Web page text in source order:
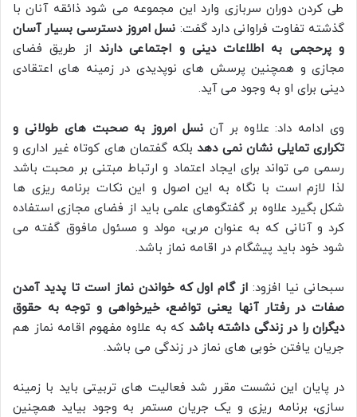
طی کردن دوران سربازی وارد این مجموعه می شود ذائقه آنان با
گذشته تفاوت فراوانی دارد گفت: نسل امروز دسترسی بسیار آسان
و پرحجمی به اطلاعات دینی و اجتماعی دارند از طریق فضای
مجازی و همچنین پرسش های نوپدیدی در زمینه های اعتقادی
دینی برای او به وجود می آید.
وی ادامه داد: علاوه بر آن نسل امروز به صحبت های طولانی و
تکراری تمایلی نشان نمی دهد بلکه گفتمان های کوتاه غیر اداری و
رسمی می تواند برای ایجاد اعتماد و ارتباط مبتنی بر محبت باشد
لذا لازم است با نگاه به این اصول و این نکات برنامه ریزی ها
شکل بگیرد علاوه بر گفتگوهای علمی باید از فضای مجازی استفاده
کرد و آنانی که به عنوان مربی، مولد و مسئول مافوق گفته می
شود خود باید پیشگام در اقامه نماز باشد.
سبحانی نیا افزود:از گام اول که خواندن نماز است تا پدید آمدن
صفات در رفتار آنها یعنی تواضع، خیرخواهی و توجه به حقوق
دیگران را در زندگی داشته باشد که به علاوه مفهوم اقامه نماز هم
جریان یافتن خوبی های نماز در زندگی می باشد.
در پایان این نشست مقرر شد فعالیت های تربیتی باید با زمینه
سازی، برنامه ریزی و یک جریان مستمر به وجود بیاید همچنین